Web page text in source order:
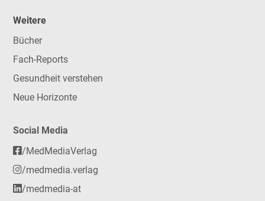
Weitere
Bücher
Fach-Reports
Gesundheit verstehen
Neue Horizonte
Social Media
/MedMediaVerlag
/medmedia.verlag
/medmedia-at